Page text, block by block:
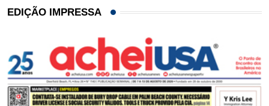
EDIÇÃO IMPRESSA